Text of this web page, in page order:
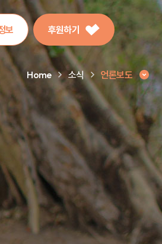
보 후원하기
Home 소식 언론보도